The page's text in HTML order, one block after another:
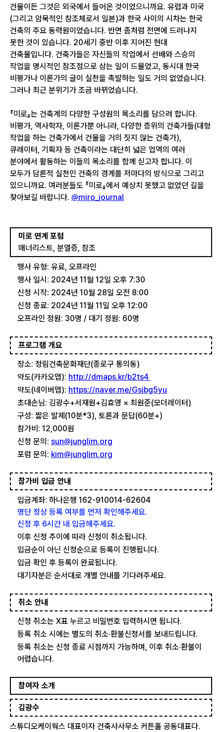
건물이든 그것은 외국에서 들어온 것이었으니까요. 유럽과 미국
(그리고 암묵적인 참조체로서 일본)과 한국 사이의 시차는 한국
건축의 주요 동력원이었습니다. 반면 좀처럼 전면에 드러나지
못한 것이 있습니다. 20세기 중반 이후 지어진 현대
건축물입니다. 건축가들은 자신들의 작업에서 선배와 스승의
작업을 명시적인 참조점으로 삼는 일이 드물었고, 동시대 한국
비평가나 이론가의 글이 실천을 촉발하는 일도 거의 없었습니다.
그러나 최근 분위기가 조금 바뀌었습니다.
『미로』는 건축계의 다양한 구성원의 목소리를 담으려 합니다.
비평가, 역사학자, 이론가뿐 아니라, 다양한 층위의 건축가들(대형
작업을 하는 건축가에서 건물을 거의 짓지 않는 건축가),
큐레이터, 기획자 등 건축이라는 대단히 넓은 업역의 여러
분야에서 활동하는 이들의 목소리를 함께 싣고자 합니다. 이
모두가 담론적 실천인 건축의 경계를 저마다의 방식으로 그리고
있으니까요. 여러분들도 『미로』에서 예상치 못했고 없었던 길을
찾아보길 바랍니다. @miro_journal
미로 연계 포럼
매너리스트, 분열증, 참조
행사 유형: 유료, 오프라인
행사 일시: 2024년 11월 12일 오후 7:30
신청 시작: 2024년 10월 28일 오전 8:00
신청 종료: 2024년 11월 11일 오후 12:00
오프라인 정원: 30명 / 대기 정원: 60명
프로그램 개요
장소: 정림건축문화재단(종로구 통의동)
약도(카카오맵): http://dmaps.kr/b2ts4
약도(네이버맵): https://naver.me/Gsjbg5yu
초대손님: 김광수+서재원+김효영 × 최원준(모더레이터)
구성: 짧은 발제(10분*3), 토론과 문답(60분+)
참가비: 12,000원
신청 문의: sun@junglim.org
포럼 문의: kim@junglim.org
참가비 입금 안내
입금계좌: 하나은행 162-910014-62604
명단 정상 등록 여부를 먼저 확인해주세요.
신청 후 6시간 내 입금해주세요.
이후 신청 추이에 따라 신청이 취소됩니다.
입금순이 아닌 신청순으로 등록이 진행됩니다.
입금 확인 후 등록이 완료됩니다.
대기자분은 순서대로 개별 안내를 기다려주세요.
취소 안내
신청 취소는 X표 누르고 비밀번호 입력하시면 됩니다.
등록 취소 시에는 별도의 취소·환불신청서를 보내드립니다.
등록 취소는 신청 종료 시점까지 가능하며, 이후 취소·환불이
어렵습니다.
참여자 소개
김광수
스튜디오케이웍스 대표이자 건축사사무소 커튼홀 공동대표다.